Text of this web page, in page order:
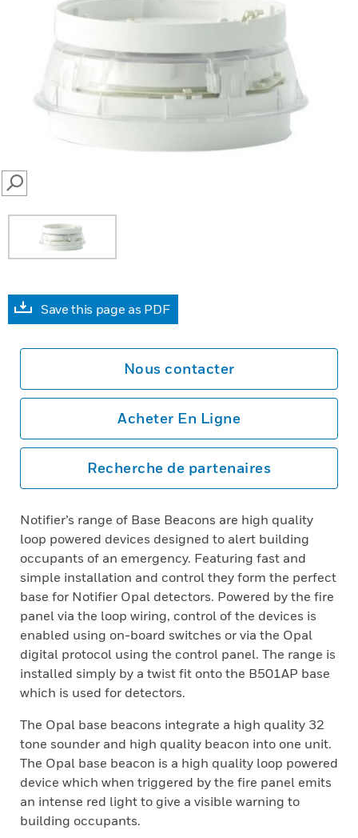
SEARCH
Save this page as PDF
Nous contacter
Acheter En Ligne
Recherche de partenaires
Notifier’s range of Base Beacons are high quality
loop powered devices designed to alert building
occupants of an emergency. Featuring fast and
simple installation and control they form the perfect
base for Notifier Opal detectors. Powered by the fire
panel via the loop wiring, control of the devices is
enabled using on-board switches or via the Opal
digital protocol using the control panel. The range is
installed simply by a twist fit onto the B501AP base
which is used for detectors.
The Opal base beacons integrate a high quality 32
tone sounder and high quality beacon into one unit.
The Opal base beacon is a high quality loop powered
device which when triggered by the fire panel emits
an intense red light to give a visible warning to
building occupants.